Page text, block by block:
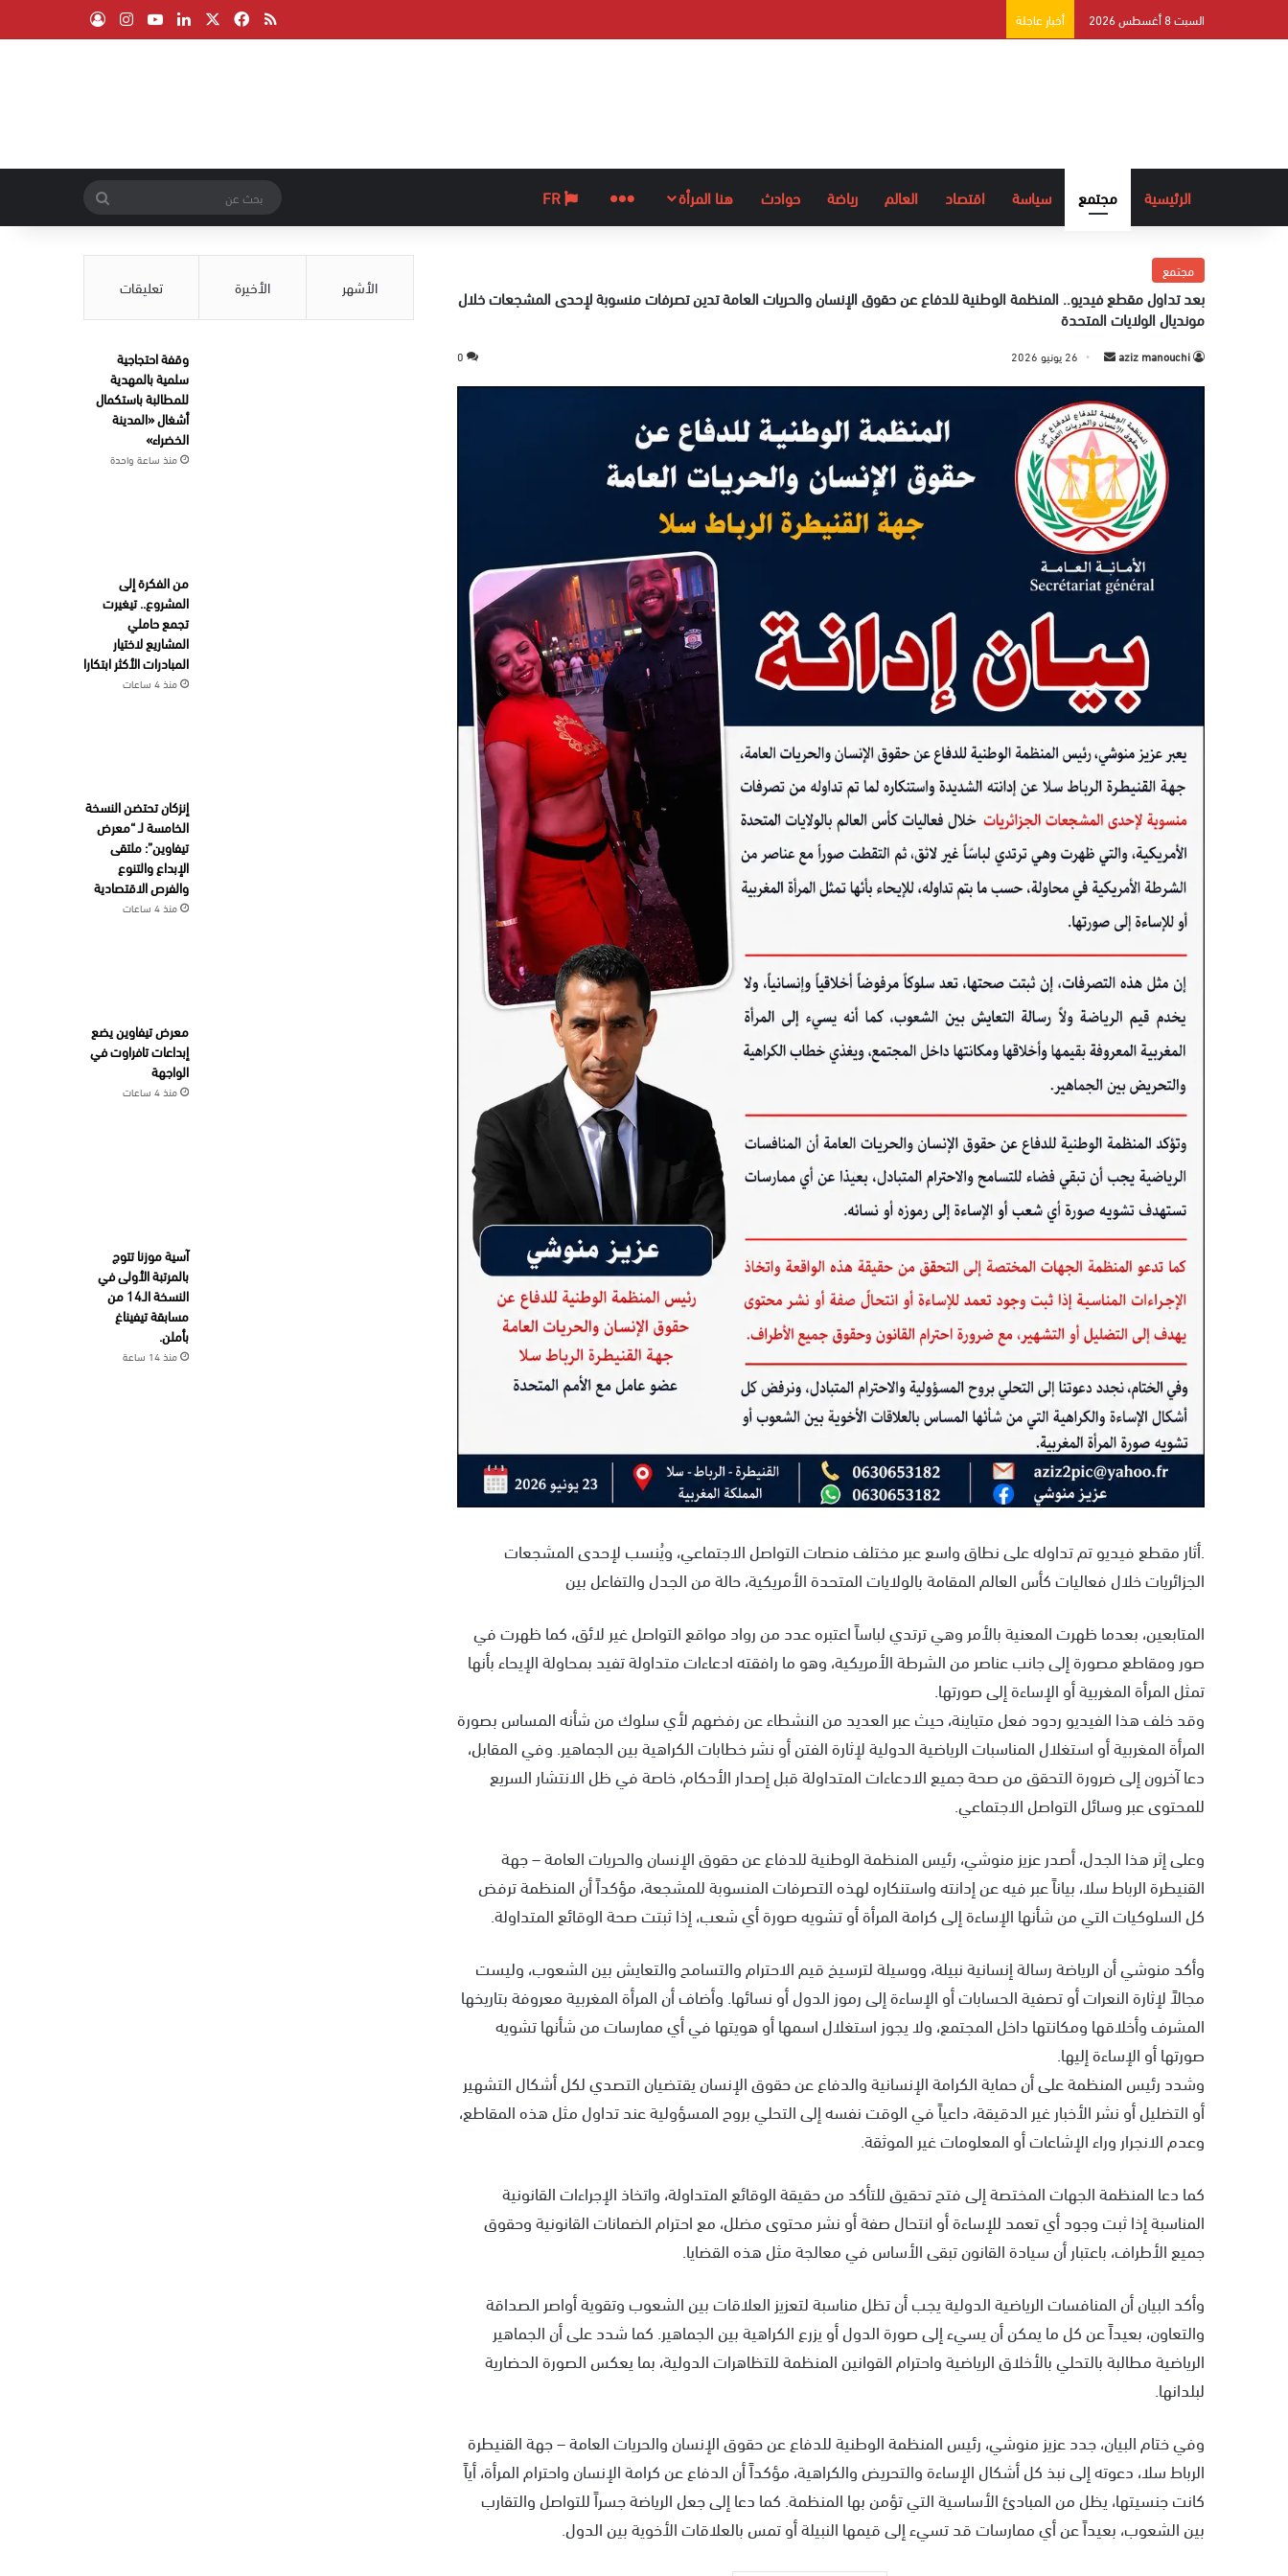
السبت 8 أغسطس 2026 أخبار عاجلة ملخص الموقع RSS
فيسبوك لينكدإن ‫YouTube
انستقرام
الرئيسية مجتمع سياسة اقتصاد العالم رياضة حوادث هنا المرأة المزيد
عن
مجتمع
بعد تداول مقطع فيديو.. المنظمة الوطنية للدفاع عن حقوق الإنسان والحريات العامة تدين تصرفات منسوبة لإحدى المشجعات خلال
مونديال الولايات المتحدة
aziz manouchi
س
ل
ر
ي
د
ا
إ
ر
ن
ي
26 يونيو 2026 0
.أثار مقطع فيديو تم تداوله على نطاق واسع عبر مختلف منصات التواصل الاجتماعي، ويُنسب لإحدى المشجعات
الجزائريات خلال فعاليات كأس العالم المقامة بالولايات المتحدة الأمريكية، حالة من الجدل والتفاعل بين
المتابعين، بعدما ظهرت المعنية بالأمر وهي ترتدي لباساً اعتبره عدد من رواد مواقع التواصل غير لائق، كما ظهرت في
صور ومقاطع مصورة إلى جانب عناصر من الشرطة الأمريكية، وهو ما رافقته ادعاءات متداولة تفيد بمحاولة الإيحاء بأنها
تمثل المرأة المغربية أو الإساءة إلى صورتها.
وقد خلف هذا الفيديو ردود فعل متباينة، حيث عبر العديد من النشطاء عن رفضهم لأي سلوك من شأنه المساس بصورة
المرأة المغربية أو استغلال المناسبات الرياضية الدولية لإثارة الفتن أو نشر خطابات الكراهية بين الجماهير. وفي المقابل،
دعا آخرون إلى ضرورة التحقق من صحة جميع الادعاءات المتداولة قبل إصدار الأحكام، خاصة في ظل الانتشار السريع
للمحتوى عبر وسائل التواصل الاجتماعي.
وعلى إثر هذا الجدل، أصدر عزيز منوشي، رئيس المنظمة الوطنية للدفاع عن حقوق الإنسان والحريات العامة – جهة
القنيطرة الرباط سلا، بياناً عبر فيه عن إدانته واستنكاره لهذه التصرفات المنسوبة للمشجعة، مؤكداً أن المنظمة ترفض
كل السلوكيات التي من شأنها الإساءة إلى كرامة المرأة أو تشويه صورة أي شعب، إذا ثبتت صحة الوقائع المتداولة.
وأكد منوشي أن الرياضة رسالة إنسانية نبيلة، ووسيلة لترسيخ قيم الاحترام والتسامح والتعايش بين الشعوب، وليست
مجالاً لإثارة النعرات أو تصفية الحسابات أو الإساءة إلى رموز الدول أو نسائها. وأضاف أن المرأة المغربية معروفة بتاريخها
المشرف وأخلاقها ومكانتها داخل المجتمع، ولا يجوز استغلال اسمها أو هويتها في أي ممارسات من شأنها تشويه
صورتها أو الإساءة إليها.
وشدد رئيس المنظمة على أن حماية الكرامة الإنسانية والدفاع عن حقوق الإنسان يقتضيان التصدي لكل أشكال التشهير
أو التضليل أو نشر الأخبار غير الدقيقة، داعياً في الوقت نفسه إلى التحلي بروح المسؤولية عند تداول مثل هذه المقاطع،
وعدم الانجرار وراء الإشاعات أو المعلومات غير الموثقة.
كما دعا المنظمة الجهات المختصة إلى فتح تحقيق للتأكد من حقيقة الوقائع المتداولة، واتخاذ الإجراءات القانونية
المناسبة إذا ثبت وجود أي تعمد للإساءة أو انتحال صفة أو نشر محتوى مضلل، مع احترام الضمانات القانونية وحقوق
جميع الأطراف، باعتبار أن سيادة القانون تبقى الأساس في معالجة مثل هذه القضايا.
وأكد البيان أن المنافسات الرياضية الدولية يجب أن تظل مناسبة لتعزيز العلاقات بين الشعوب وتقوية أواصر الصداقة
والتعاون، بعيداً عن كل ما يمكن أن يسيء إلى صورة الدول أو يزرع الكراهية بين الجماهير. كما شدد على أن الجماهير
الرياضية مطالبة بالتحلي بالأخلاق الرياضية واحترام القوانين المنظمة للتظاهرات الدولية، بما يعكس الصورة الحضارية
لبلدانها.
وفي ختام البيان، جدد عزيز منوشي، رئيس المنظمة الوطنية للدفاع عن حقوق الإنسان والحريات العامة – جهة القنيطرة
الرباط سلا، دعوته إلى نبذ كل أشكال الإساءة والتحريض والكراهية، مؤكداً أن الدفاع عن كرامة الإنسان واحترام المرأة، أياً
كانت جنسيتها، يظل من المبادئ الأساسية التي تؤمن بها المنظمة. كما دعا إلى جعل الرياضة جسراً للتواصل والتقارب
بين الشعوب، بعيداً عن أي ممارسات قد تسيء إلى قيمها النبيلة أو تمس بالعلاقات الأخوية بين الدول.
الأشهر الأخيرة تعليقات
وقفة احتجاجية
سلمية بالمهدية
للمطالبة باستكمال
أشغال «المدينة
الخضراء»
منذ ساعة واحدة
من الفكرة إلى
المشروع.. تيغيرت
تجمع حاملي
المشاريع لاختيار
المبادرات الأكثر ابتكارا
منذ 4 ساعات
إنزكان تحتضن النسخة
الخامسة لـ “معرض
تيفاوين”: ملتقى
الإبداع والتنوع
والفرص الاقتصادية
منذ 4 ساعات
معرض تيفاوين يضع
إبداعات تافراوت في
الواجهة
منذ 4 ساعات
آسية موزنا تتوج
بالمرتبة الأولى في
النسخة الـ14 من
مسابقة تيفيناغ
بأملن.
منذ 14 ساعة